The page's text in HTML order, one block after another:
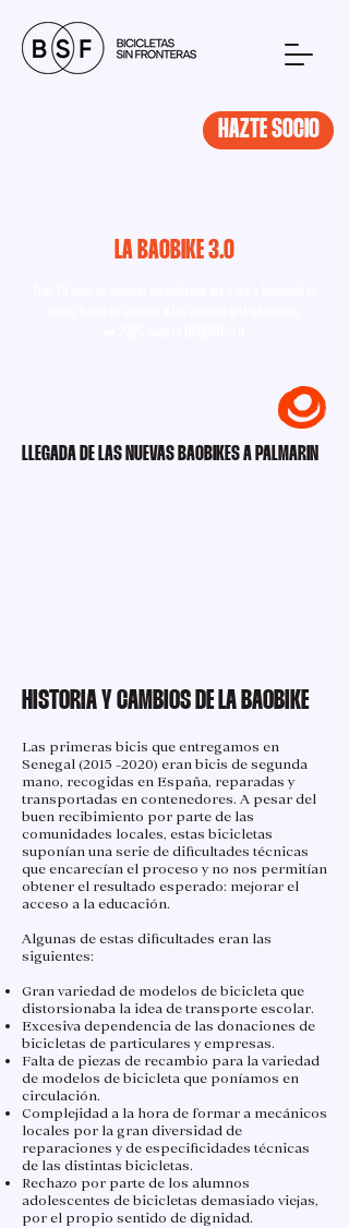
HAZTE SOCIO
LA BAOBIKE 3.0
LLEGADA DE LAS NUEVAS BAOBIKES A PALMARIN
HISTORIA Y CAMBIOS DE LA BAOBIKE
Las primeras bicis que entregamos en
Senegal(2015 -2020) eran bicis de segunda
mano, recogidas en España, reparadas y
transportadas en contenedores. A pesar del
buen recibimiento por parte de las
comunidades locales, estas bicicletas
suponían una serie de dificultades técnicas
que encarecían el proceso y no nos permitían
obtener el resultado esperado: mejorar el
acceso a la educación.
Algunas de estas dificultades eran las
siguientes:
Gran variedad de modelos de bicicleta que
distorsionaba la idea de transporte escolar.
Excesiva dependencia de las donaciones de
bicicletas de particulares y empresas.
Falta de piezas de recambio para la variedad
de modelos de bicicleta que poníamos en
circulación.
Complejidad a la hora de formar a mecánicos
locales por la gran diversidad de
reparaciones y de especificidades técnicas
de las distintas bicicletas.
Rechazo por parte de los alumnos
adolescentes de bicicletas demasiado viejas,
por el propio sentido de dignidad.